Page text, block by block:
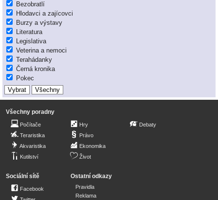
Bezobratlí
Hlodavci a zajícovci
Burzy a výstavy
Literatura
Legislativa
Veterina a nemoci
Terahádanky
Černá kronika
Pokec
Všechny poradny
Počítače
Teraristika
Akvaristika
Kutilství
Hry
Právo
Ekonomika
Život
Debaty
Sociální sítě
Facebook
Ostatní odkazy
Pravidla
Reklama